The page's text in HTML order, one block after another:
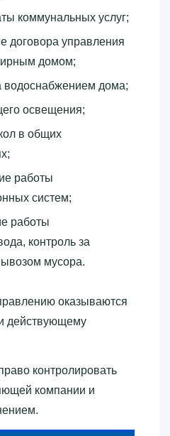
коммунальных услуг;
договора управления
домом;
водоснабжением дома;
освещения;
в общих
работы
систем;
работы
контроль за
мусора.
оказываются
действующему
контролировать
компании и